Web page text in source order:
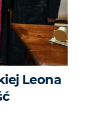
Leona